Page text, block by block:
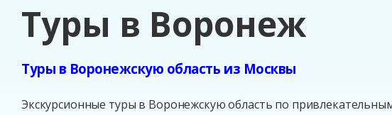
Туры в Воронеж
Туры в Воронежскую область из Москвы
Экскурсионные туры в Воронежскую область по